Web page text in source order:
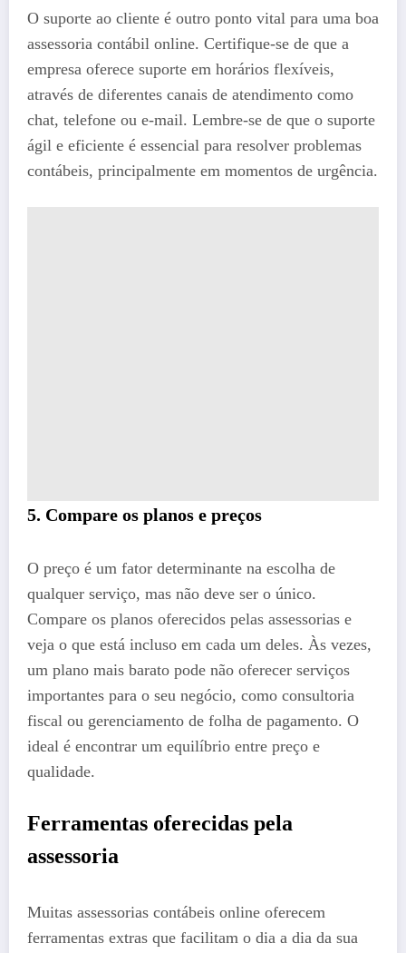
O suporte ao cliente é outro ponto vital para uma boa
assessoria contábil online. Certifique-se de que a
empresa oferece suporte em horários flexíveis,
através de diferentes canais de atendimento como
chat, telefone ou e-mail. Lembre-se de que o suporte
ágil e eficiente é essencial para resolver problemas
contábeis, principalmente em momentos de urgência.
5. Compare os planos e preços
O preço é um fator determinante na escolha de
qualquer serviço, mas não deve ser o único.
Compare os planos oferecidos pelas assessorias e
veja o que está incluso em cada um deles. Às vezes,
um plano mais barato pode não oferecer serviços
importantes para o seu negócio, como consultoria
fiscal ou gerenciamento de folha de pagamento. O
ideal é encontrar um equilíbrio entre preço e
qualidade.
Ferramentas oferecidas pela
assessoria
Muitas assessorias contábeis online oferecem
ferramentas extras que facilitam o dia a dia da sua